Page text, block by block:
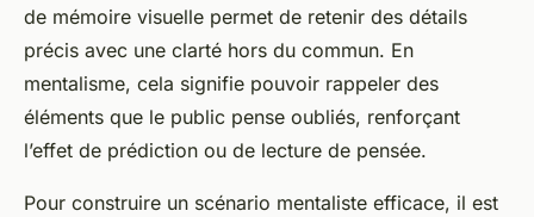
de mémoire visuelle permet de retenir des détails
précis avec une clarté hors du commun. En
mentalisme, cela signifie pouvoir rappeler des
éléments que le public pense oubliés, renforçant
l’effet de prédiction ou de lecture de pensée.
Pour construire un scénario mentaliste efficace, il est